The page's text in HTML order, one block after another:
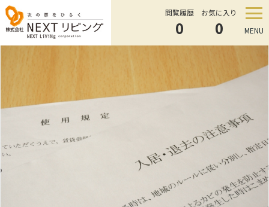
閲覧履歴
0
お気に入り
0 MENU